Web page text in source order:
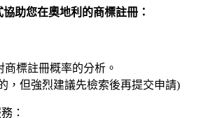
助您在奧地利的商標註冊：
標註冊概率的分析。
，但強烈建議先檢索後再提交申請)
：